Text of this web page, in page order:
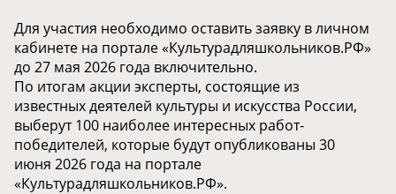
Для участия необходимо оставить заявку в личном
кабинете на портале «Культурадляшкольников.РФ»
до 27 мая 2026 года включительно.
По итогам акции эксперты, состоящие из
известных деятелей культуры и искусства России,
выберут 100 наиболее интересных работ-
победителей, которые будут опубликованы 30
июня 2026 года на портале
«Культурадляшкольников.РФ».